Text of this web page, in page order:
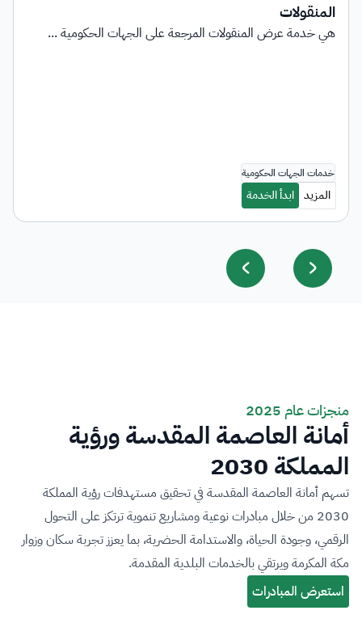
المنقولات
هي خدمة عرض المنقولات المرجعة على الجهات الحكومية ...
منجزات عام 2025
أمانة العاصمة المقدسة ورؤية
المملكة 2030
تسهم أمانة العاصمة المقدسة في تحقيق مستهدفات رؤية المملكة
2030 من خلال مبادرات نوعية ومشاريع تنموية ترتكز على التحول
الرقمي، وجودة الحياة، والاستدامة الحضرية، بما يعزز تجربة سكان وزوار
مكة المكرمة ويرتقي بالخدمات البلدية المقدمة.